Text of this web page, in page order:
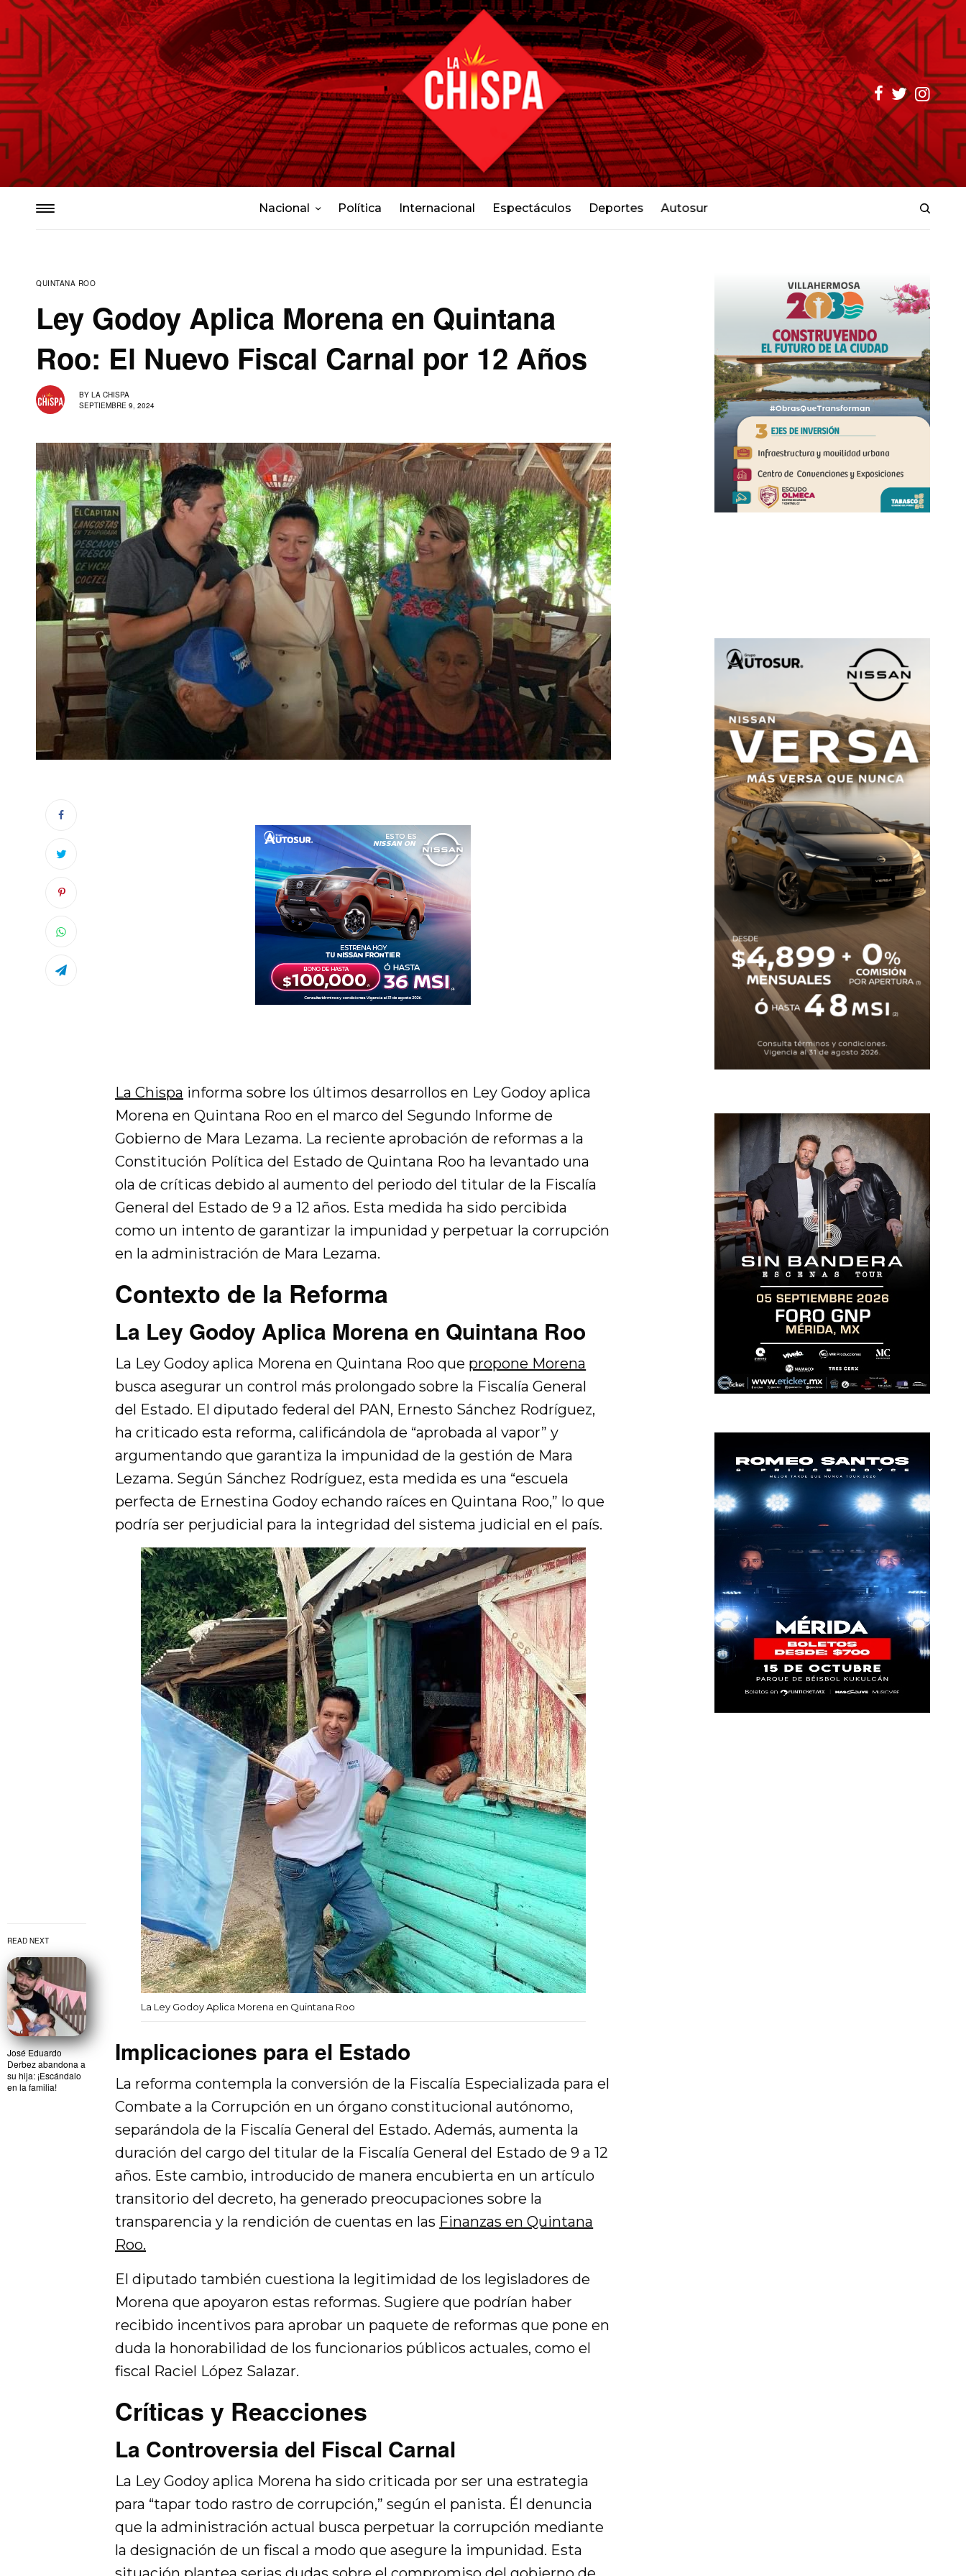
Nacional Política Internacional Espectáculos Deportes Autosur
QUINTANA ROO
Ley Godoy Aplica Morena en Quintana
Roo: El Nuevo Fiscal Carnal por 12 Años
BY LA CHISPA
SEPTIEMBRE 9, 2024
READ NEXT
José Eduardo
Derbez abandona a
su hija: ¡Escándalo
en la familia!
La Chispa informa sobre los últimos desarrollos en Ley Godoy aplica
Morena en Quintana Roo en el marco del Segundo Informe de
Gobierno de Mara Lezama. La reciente aprobación de reformas a la
Constitución Política del Estado de Quintana Roo ha levantado una
ola de críticas debido al aumento del periodo del titular de la Fiscalía
General del Estado de 9 a 12 años. Esta medida ha sido percibida
como un intento de garantizar la impunidad y perpetuar la corrupción
en la administración de Mara Lezama.
Contexto de la Reforma
La Ley Godoy Aplica Morena en Quintana Roo
La Ley Godoy aplica Morena en Quintana Roo que propone Morena
busca asegurar un control más prolongado sobre la Fiscalía General
del Estado. El diputado federal del PAN, Ernesto Sánchez Rodríguez,
ha criticado esta reforma, calificándola de “aprobada al vapor” y
argumentando que garantiza la impunidad de la gestión de Mara
Lezama. Según Sánchez Rodríguez, esta medida es una “escuela
perfecta de Ernestina Godoy echando raíces en Quintana Roo,” lo que
podría ser perjudicial para la integridad del sistema judicial en el país.
La Ley Godoy Aplica Morena en Quintana Roo
Implicaciones para el Estado
La reforma contempla la conversión de la Fiscalía Especializada para el
Combate a la Corrupción en un órgano constitucional autónomo,
separándola de la Fiscalía General del Estado. Además, aumenta la
duración del cargo del titular de la Fiscalía General del Estado de 9 a 12
años. Este cambio, introducido de manera encubierta en un artículo
transitorio del decreto, ha generado preocupaciones sobre la
transparencia y la rendición de cuentas en las Finanzas en Quintana
Roo.
El diputado también cuestiona la legitimidad de los legisladores de
Morena que apoyaron estas reformas. Sugiere que podrían haber
recibido incentivos para aprobar un paquete de reformas que pone en
duda la honorabilidad de los funcionarios públicos actuales, como el
fiscal Raciel López Salazar.
Críticas y Reacciones
La Controversia del Fiscal Carnal
La Ley Godoy aplica Morena ha sido criticada por ser una estrategia
para “tapar todo rastro de corrupción,” según el panista. Él denuncia
que la administración actual busca perpetuar la corrupción mediante
la designación de un fiscal a modo que asegure la impunidad. Esta